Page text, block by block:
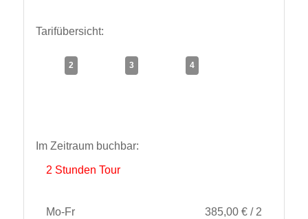
Tarifübersicht:
2 3 4
Im Zeitraum buchbar:
2 Stunden Tour
Mo-Fr
385,00 € / 2